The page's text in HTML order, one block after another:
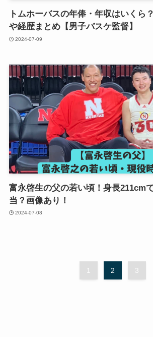
トムホーバスの年俸・年収はいくら
や経歴まとめ【男子バスケ監督】
2024-07-09
富永啓生の父の若い頃！身長211cm
当？画像あり！
2024-07-08
1 2 3